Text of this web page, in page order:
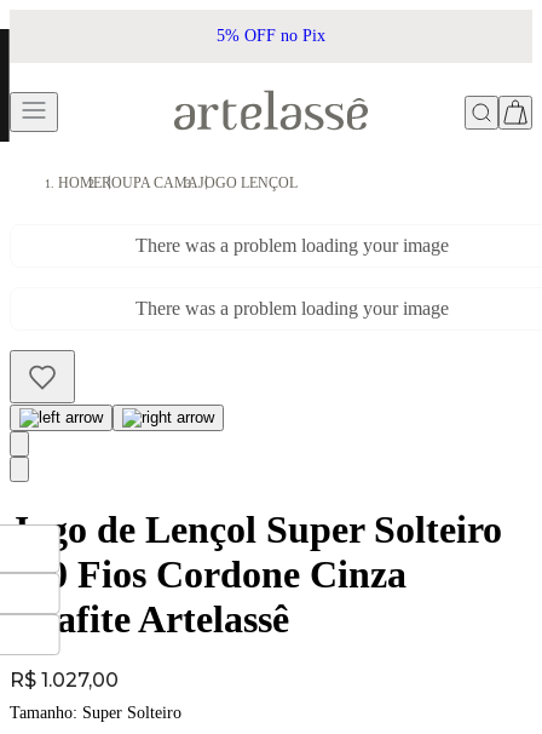
5% OFF no Pix
HOMEROUPA CAMAJOGO LENÇOL
There was a problem loading your image
There was a problem loading your image
Jogo de Lençol Super Solteiro
300 Fios Cordone Cinza
Grafite Artelassê
Price:
R$ 1.027,00
Tamanho: Super Solteiro